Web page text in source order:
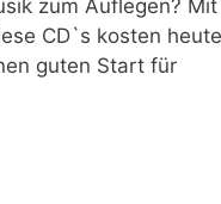
zum Auflegen? Mit
CD`s kosten heute
guten Start für